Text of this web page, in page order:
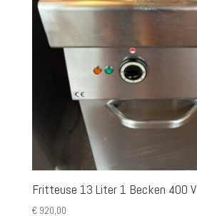
Fritteuse 13 Liter 1 Becken 400 V
€920,00